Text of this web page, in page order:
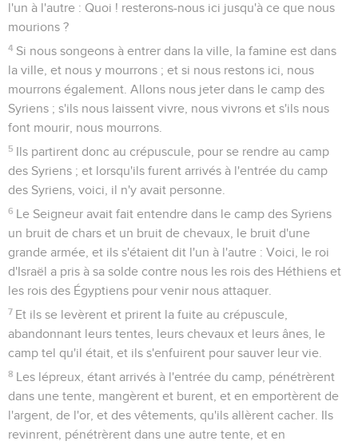
l'un à l'autre : Quoi ! resterons-nous ici jusqu'à ce que nous
mourions ?
4 Si nous songeons à entrer dans la ville, la famine est dans
la ville, et nous y mourrons ; et si nous restons ici, nous
mourrons également. Allons nous jeter dans le camp des
Syriens ; s'ils nous laissent vivre, nous vivrons et s'ils nous
font mourir, nous mourrons.
5 Ils partirent donc au crépuscule, pour se rendre au camp
des Syriens ; et lorsqu'ils furent arrivés à l'entrée du camp
des Syriens, voici, il n'y avait personne.
6 Le Seigneur avait fait entendre dans le camp des Syriens
un bruit de chars et un bruit de chevaux, le bruit d'une
grande armée, et ils s'étaient dit l'un à l'autre : Voici, le roi
d'Israël a pris à sa solde contre nous les rois des Héthiens et
les rois des Égyptiens pour venir nous attaquer.
7 Et ils se levèrent et prirent la fuite au crépuscule,
abandonnant leurs tentes, leurs chevaux et leurs ânes, le
camp tel qu'il était, et ils s'enfuirent pour sauver leur vie.
8 Les lépreux, étant arrivés à l'entrée du camp, pénétrèrent
dans une tente, mangèrent et burent, et en emportèrent de
l'argent, de l'or, et des vêtements, qu'ils allèrent cacher. Ils
revinrent, pénétrèrent dans une autre tente, et en